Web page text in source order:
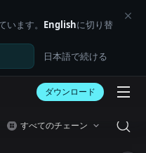
います。 Englishに切り替
日本語で続ける
ダウンロード
すべてのチェーン